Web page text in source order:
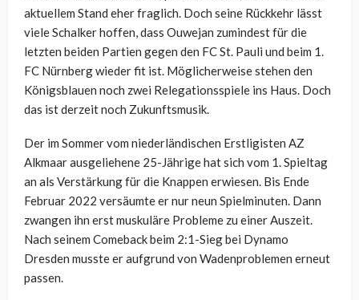
aktuellem Stand eher fraglich. Doch seine Rückkehr lässt
viele Schalker hoffen, dass Ouwejan zumindest für die
letzten beiden Partien gegen den FC St. Pauli und beim 1.
FC Nürnberg wieder fit ist. Möglicherweise stehen den
Königsblauen noch zwei Relegationsspiele ins Haus. Doch
das ist derzeit noch Zukunftsmusik.
Der im Sommer vom niederländischen Erstligisten AZ
Alkmaar ausgeliehene 25-Jährige hat sich vom 1. Spieltag
an als Verstärkung für die Knappen erwiesen. Bis Ende
Februar 2022 versäumte er nur neun Spielminuten. Dann
zwangen ihn erst muskuläre Probleme zu einer Auszeit.
Nach seinem Comeback beim 2:1-Sieg bei Dynamo
Dresden musste er aufgrund von Wadenproblemen erneut
passen.